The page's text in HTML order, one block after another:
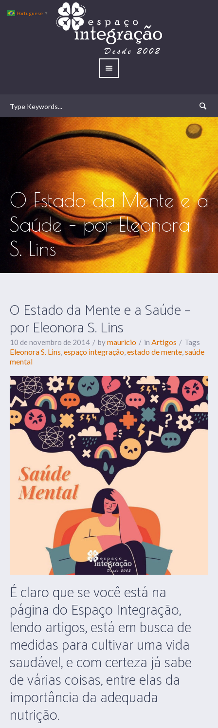
O Estado da Mente e a
Saúde – por Eleonora
S. Lins
O Estado da Mente e a Saúde –
por Eleonora S. Lins
10 de novembro de 2014 bymauricio in Artigos Tags
Eleonora S. Lins,espaço integração,estado de mente,saúde
mental
É claro que se você está na
página do Espaço Integração,
lendo artigos, está em busca de
medidas para cultivar uma vida
saudável, e com certeza já sabe
de várias coisas, entre elas da
importância da adequada
nutrição.
Portuguese ▼